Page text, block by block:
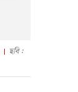
ছবি :